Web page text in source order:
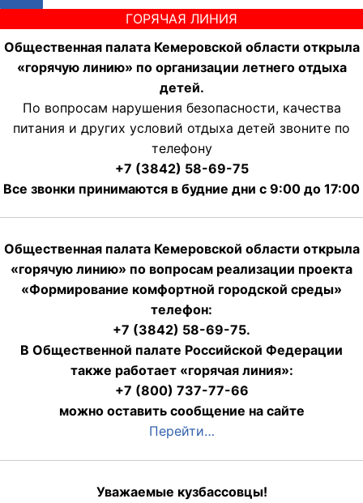
ГОРЯЧАЯ ЛИНИЯ
Общественная палата Кемеровской области открыла
«горячую линию» по организации летнего отдыха
детей.
По вопросам нарушения безопасности, качества
питания и других условий отдыха детей звоните по
телефону
+7 (3842) 58-69-75
Все звонки принимаются в будние дни с 9:00 до 17:00
Общественная палата Кемеровской области открыла
«горячую линию» по вопросам реализации проекта
«Формирование комфортной городской среды»
телефон:
+7 (3842) 58-69-75.
В Общественной палате Российской Федерации
также работает «горячая линия»:
+7 (800) 737-77-66
можно оставить сообщение на сайте
Перейти…
Уважаемые кузбассовцы!